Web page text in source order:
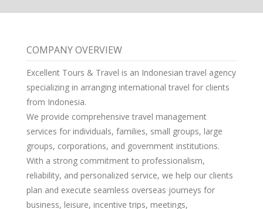
COMPANY OVERVIEW
Excellent Tours & Travel is an Indonesian travel agency
specializing in arranging international travel for clients
from Indonesia.
We provide comprehensive travel management
services for individuals, families, small groups, large
groups, corporations, and government institutions.
With a strong commitment to professionalism,
reliability, and personalized service, we help our clients
plan and execute seamless overseas journeys for
business, leisure, incentive trips, meetings,